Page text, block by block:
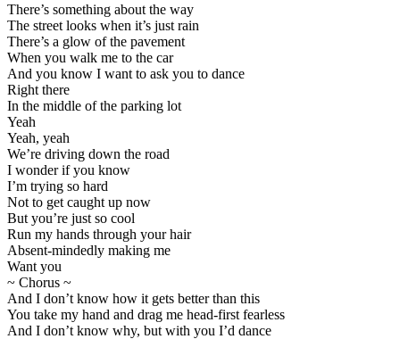
There’s something about the way
The street looks when it’s just rain
There’s a glow of the pavement
When you walk me to the car
And you know I want to ask you to dance
Right there
In the middle of the parking lot
Yeah
Yeah, yeah
We’re driving down the road
I wonder if you know
I’m trying so hard
Not to get caught up now
But you’re just so cool
Run my hands through your hair
Absent-mindedly making me
Want you
~ Chorus ~
And I don’t know how it gets better than this
You take my hand and drag me head-first fearless
And I don’t know why, but with you I’d dance